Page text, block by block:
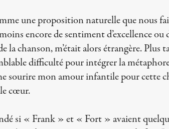
une proposition naturelle que nous
encore de sentiment d’excellence
la chanson, m’était alors étrangère. Plus
difficulté pour intégrer la
sourire mon amour infantile pour cette
le cœur.
si « Frank » et « Fort » avaient